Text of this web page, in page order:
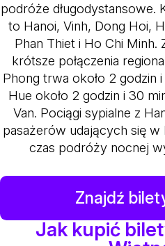
podróże długodystansowe.
to Hanoi, Vinh, Dong Hoi,
Phan Thiet i Ho Chi Minh.
krótsze połączenia
Phong trwa około 2 godzin
Hue około 2 godzin i 30
Van. Pociągi sypialne z
pasażerów udających się
czas podróży nocnej
Znajdź
Jak kupić